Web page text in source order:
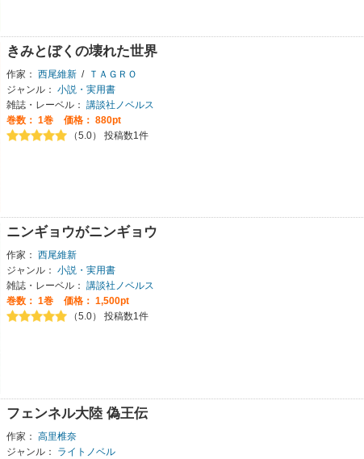
きみとぼくの壊れた世界
作家： 西尾維新 /
ＴＡＧＲＯ
ジャンル： 小説・実用書
雑誌・レーベル： 講談社ノベルス
巻数： 1巻
価格： 880pt
（5.0） 投稿数1件
ニンギョウがニンギョウ
作家： 西尾維新
ジャンル： 小説・実用書
雑誌・レーベル： 講談社ノベルス
巻数： 1巻
価格： 1,500pt
（5.0） 投稿数1件
フェンネル大陸 偽王伝
作家： 高里椎奈
ジャンル：
ライトノベル